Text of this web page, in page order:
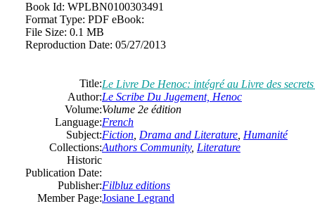
Book Id: WPLBN0100303491
Format Type: PDF eBook:
File Size: 0.1 MB
Reproduction Date: 05/27/2013
Title:Le Livre De Henoc: intégré au Livre des
Author:Le Scribe Du Jugement, Henoc
Volume:Volume 2e édition
Language:French
Subject:Fiction Drama and Literature Humanité
Collections:Authors Community, Literature
Historic
Publication Date:
Publisher:Filbluz editions
Member Page:Josiane Legrand